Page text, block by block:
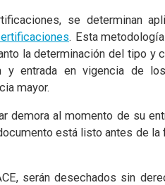
se determinan
. Esta
la determinación del tipo y
y entrada en vigencia de
mayor.
demora al momento de su
está listo antes de la
serán desechados sin